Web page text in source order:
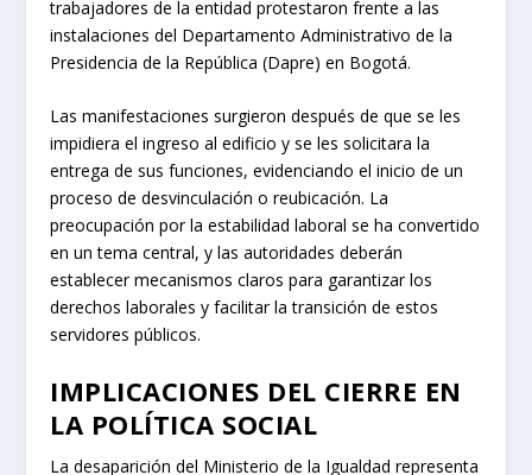
trabajadores de la entidad protestaron frente a las
instalaciones del Departamento Administrativo de la
Presidencia de la República (Dapre) en Bogotá.
Las manifestaciones surgieron después de que se les
impidiera el ingreso al edificio y se les solicitara la
entrega de sus funciones, evidenciando el inicio de un
proceso de desvinculación o reubicación. La
preocupación por la estabilidad laboral se ha convertido
en un tema central, y las autoridades deberán
establecer mecanismos claros para garantizar los
derechos laborales y facilitar la transición de estos
servidores públicos.
IMPLICACIONES DEL CIERRE EN
LA POLÍTICA SOCIAL
La desaparición del Ministerio de la Igualdad representa